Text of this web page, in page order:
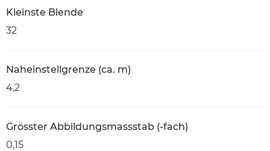
Kleinste Blende
32
Naheinstellgrenze (ca. m)
4,2
Grösster Abbildungsmassstab (-fach)
0,15